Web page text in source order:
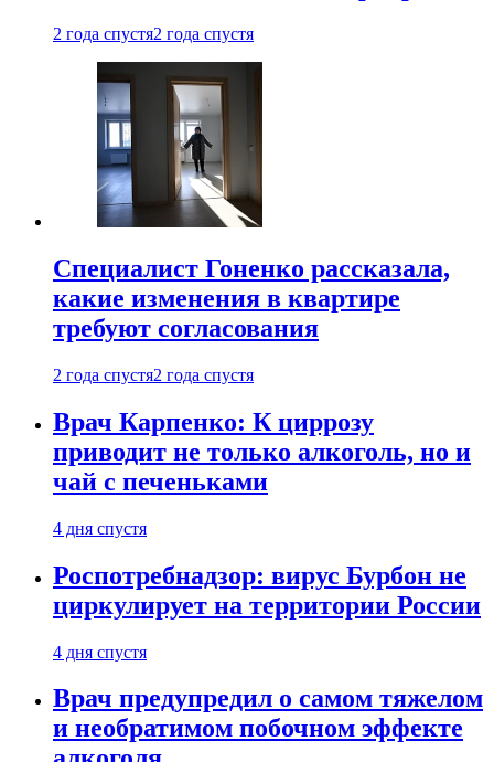
2 года спустя2 года спустя
Специалист Гоненко рассказала,
какие изменения в квартире
требуют согласования
2 года спустя2 года спустя
Врач Карпенко: К циррозу
приводит не только алкоголь, но и
чай с печеньками
4 дня спустя
Роспотребнадзор: вирус Бурбон не
циркулирует на территории России
4 дня спустя
Врач предупредил о самом тяжелом
и необратимом побочном эффекте